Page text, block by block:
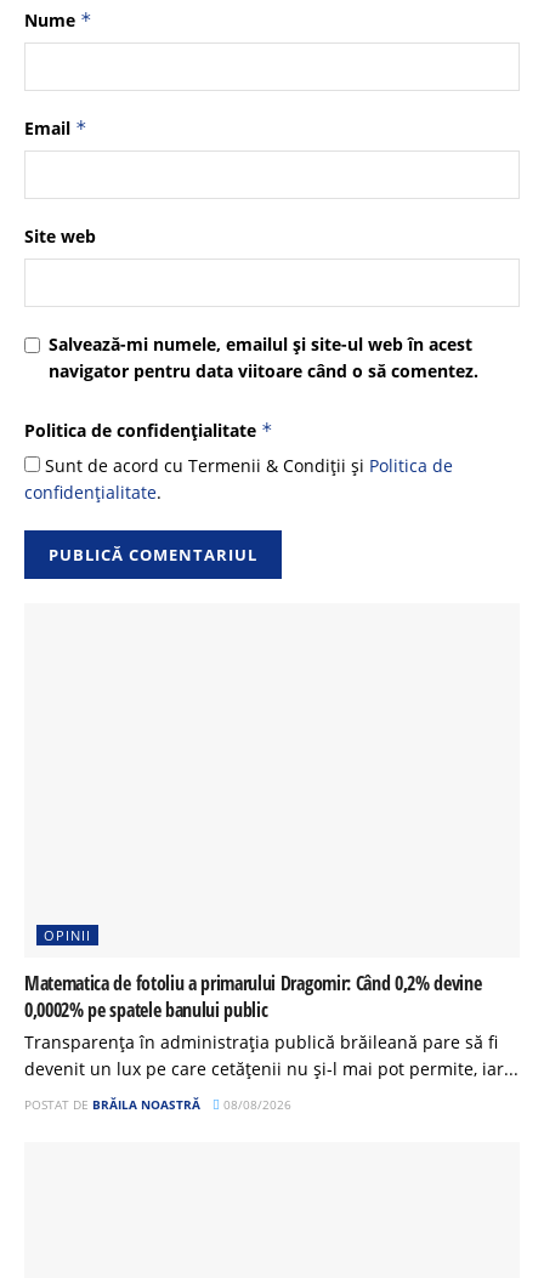
Nume *
Email *
Site web
Salvează-mi numele, emailul și site-ul web în acest
navigator pentru data viitoare când o să comentez.
Politica de confidențialitate *
Sunt de acord cu Termenii & Condiții și Politica de
confidențialitate.
OPINII
Matematica de fotoliu a primarului Dragomir: Când 0,2% devine
0,0002% pe spatele banului public
Transparența în administrația publică brăileană pare să fi
devenit un lux pe care cetățenii nu și-l mai pot permite, iar...
POSTAT DE BRĂILA NOASTRĂ 08/08/2026